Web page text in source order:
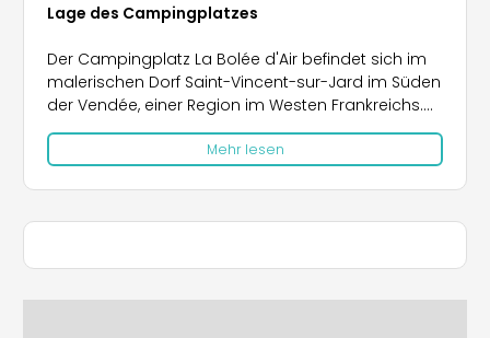
Lage des Campingplatzes
Der Campingplatz La Bolée d'Air befindet sich im
malerischen Dorf Saint-Vincent-sur-Jard im Süden
der Vendée, einer Region im Westen Frankreichs.
Die Anlage liegt nur 900 Meter vom Strand Bouil
entfernt, einem ruhigen, nicht überwachten Strand,
während der größere Strand des Rocher nur 2 km
entfernt ist und in den Monaten Juli und August
überwacht wird. Die Umgebung bietet eine
einer reichen Flora und Fauna begeistert. Für
Mehr lesen